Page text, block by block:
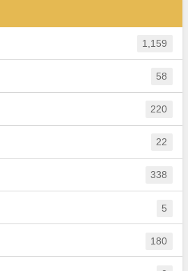
1,159
58
220
22
338
5
180